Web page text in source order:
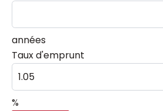
années
Taux d'emprunt
%